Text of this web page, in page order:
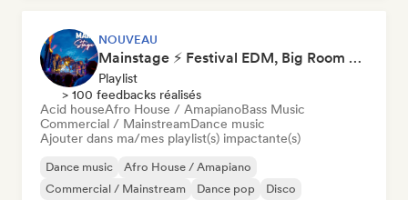
NOUVEAU
Mainstage ⚡ Festival EDM, Big Room & House Anthems
Playlist
> 100 feedbacks réalisés
Acid houseAfro House / AmapianoBass Music
Commercial / MainstreamDance music
Ajouter dans ma/mes playlist(s) impactante(s)
Dance music
Afro House / Amapiano
Commercial / Mainstream
Dance pop
Disco